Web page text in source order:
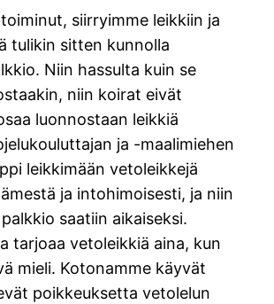
siirryimme leikkiin ja
tulikin sitten kunnolla
Niin hassulta kuin se
niin koirat eivät
luonnostaan leikkiä
ja -maalimiehen
leikkimään vetoleikkejä
ja intohimoisesti, ja niin
saatiin aikaiseksi.
tarjoaa vetoleikkiä aina, kun
mieli. Kotonamme käyvät
poikkeuksetta vetolelun